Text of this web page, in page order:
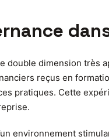
double dimension
reçus en
pratiques. Cette
environnement